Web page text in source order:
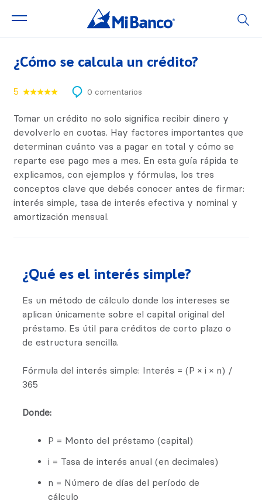
¿Cómo se calcula un crédito?
5 0 comentarios
Tomar un crédito no solo significa recibir dinero y
devolverlo en cuotas. Hay factores importantes que
determinan cuánto vas a pagar en total y cómo se
reparte ese pago mes a mes. En esta guía rápida te
explicamos, con ejemplos y fórmulas, los tres
conceptos clave que debés conocer antes de firmar:
interés simple, tasa de interés efectiva y nominal y
amortización mensual.
¿Qué es el interés simple?
Es un método de cálculo donde los intereses se
aplican únicamente sobre el capital original del
préstamo. Es útil para créditos de corto plazo o
de estructura sencilla.
Fórmula del interés simple: Interés = (P × i × n) /
365
Donde:
P = Monto del préstamo (capital)
i = Tasa de interés anual (en decimales)
n = Número de días del período de
cálculo